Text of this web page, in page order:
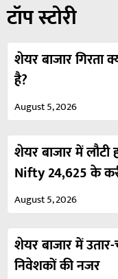
टॉप स्टोरी
शेयर बाजार गिरता
है?
August 5, 2026
शेयर बाजार में
Nifty 24,625 के
August 5, 2026
शेयर बाजार में
निवेशकों की नजर